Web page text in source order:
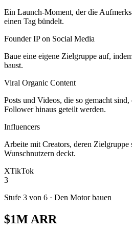
Ein Launch-Moment, der die
einen Tag bündelt.
Founder IP on Social Media
Baue eine eigene Zielgruppe auf,
baust.
Viral Organic Content
Posts und Videos, die so gemacht
Follower hinaus geteilt werden.
Influencers
Arbeite mit Creators, deren Zielgruppe
Wunschnutzern deckt.
XTikTok
3
Stufe 3 von 6 · Den Motor bauen
$1M ARR